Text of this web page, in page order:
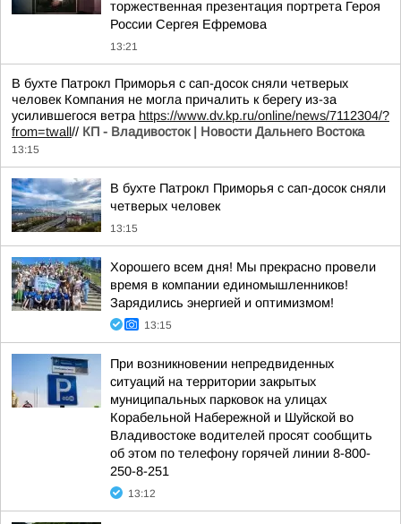
торжественная презентация портрета Героя
России Сергея Ефремова
13:21
В бухте Патрокл Приморья с сап-досок сняли четверых
человек Компания не могла причалить к берегу из-за
усилившегося ветра https://www.dv.kp.ru/online/news/7112304/?
from=twall// КП - Владивосток | Новости Дальнего Востока
13:15
В бухте Патрокл Приморья с сап-досок сняли
четверых человек
13:15
Хорошего всем дня! Мы прекрасно провели
время в компании единомышленников!
Зарядились энергией и оптимизмом!
13:15
При возникновении непредвиденных
ситуаций на территории закрытых
муниципальных парковок на улицах
Корабельной Набережной и Шуйской во
Владивостоке водителей просят сообщить
об этом по телефону горячей линии 8-800-
250-8-251
13:12